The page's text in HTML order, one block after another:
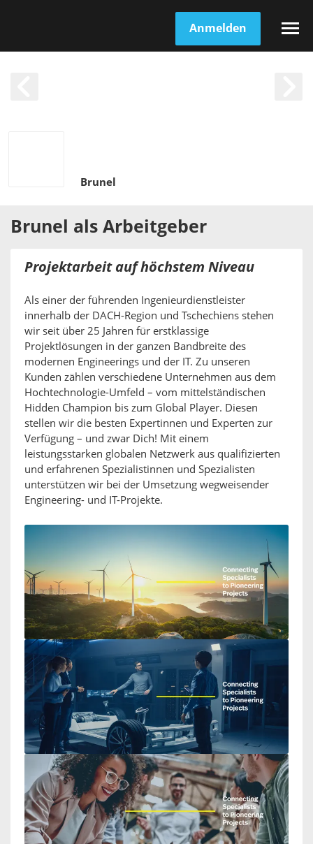
Anmelden
Brunel
Brunel als Arbeitgeber
Projektarbeit auf höchstem Niveau
Als einer der führenden Ingenieurdienstleister
innerhalb der DACH-Region und Tschechiens stehen
wir seit über 25 Jahren für erstklassige
Projektlösungen in der ganzen Bandbreite des
modernen Engineerings und der IT. Zu unseren
Kunden zählen verschiedene Unternehmen aus dem
Hochtechnologie-Umfeld – vom mittelständischen
Hidden Champion bis zum Global Player. Diesen
stellen wir die besten Expertinnen und Experten zur
Verfügung – und zwar Dich! Mit einem
leistungsstarken globalen Netzwerk aus qualifizierten
und erfahrenen Spezialistinnen und Spezialisten
unterstützen wir bei der Umsetzung wegweisender
Engineering- und IT-Projekte.